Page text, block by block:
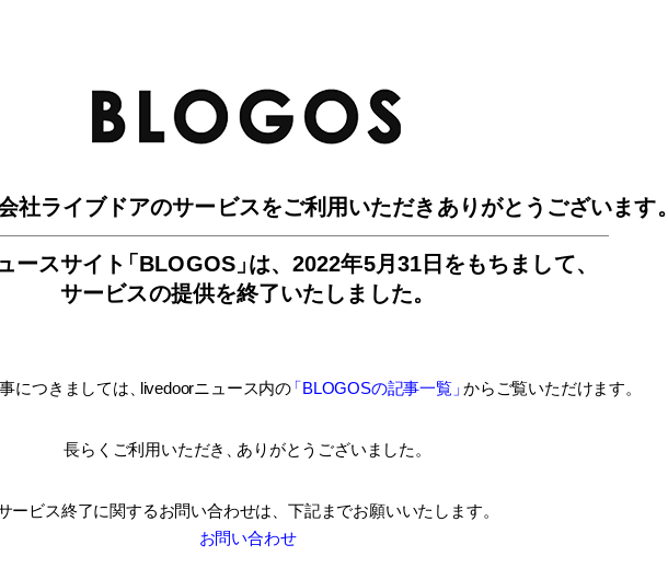
社ライブドアのサービスをご利用いただきありがとうございます。
ースサイ ト「BLOGOS」は、2022年5月31日をもちまして、
サービスの提供を終了いたしました。
につきましては livedoorニュース内の「BLOGOSの記事一覧」 からご覧いただけます。
長らくご利用いただき ありがとうございました。
ービス終了に関するお問い合わせは、 下記までお願いいたします。
お問い合わせ